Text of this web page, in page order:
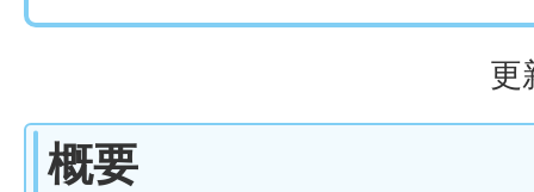
更
概要